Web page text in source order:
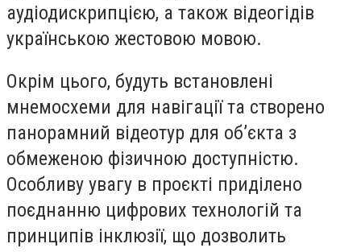
аудіодискрипцією, а також відеогідів
українською жестовою мовою.
Окрім цього, будуть встановлені
мнемосхеми для навігації та створено
панорамний відеотур для об’єкта з
обмеженою фізичною доступністю.
Особливу увагу в проєкті приділено
поєднанню цифрових технологій та
принципів інклюзії, що дозволить